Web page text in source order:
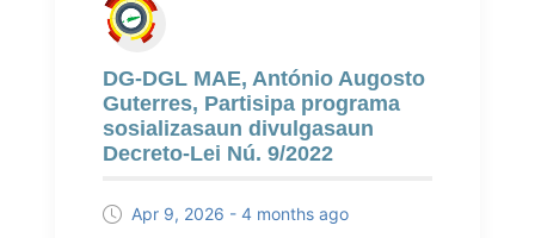
DG-DGL MAE, António Augosto
Guterres, Partisipa programa
sosializasaun divulgasaun
Decreto-Lei Nú. 9/2022
Apr 9, 2026 - 4 months ago